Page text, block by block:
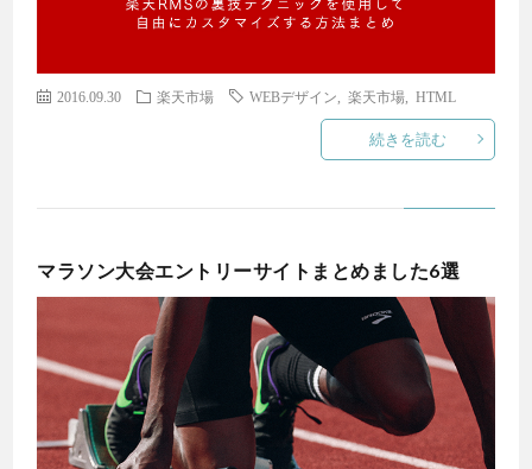
2016.09.30 楽天市場 WEBデザイン ,楽天市場 ,HTML
続きを読む
マラソン大会エントリーサイトまとめました6選